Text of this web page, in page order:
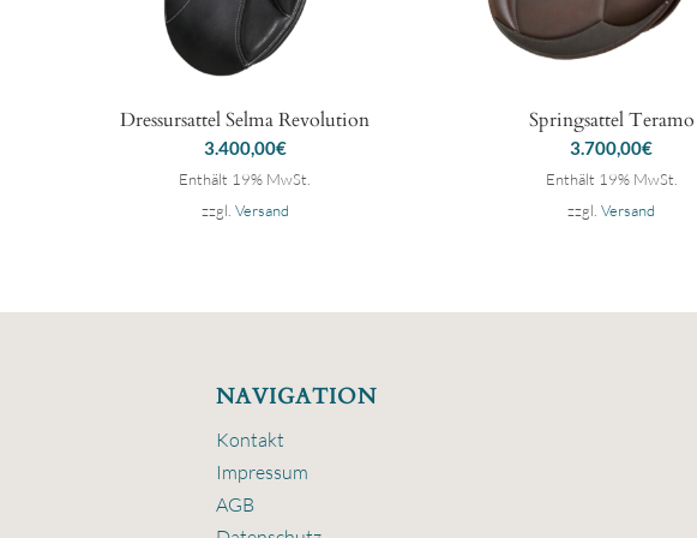
Dressursattel Selma Revolution
3.400,00€
Enthält 19% MwSt.
zzgl. Versand
Springsattel Teramo
3.700,00€
Enthält 19% MwSt.
zzgl.Versand
NAVIGATION
Kontakt
Impressum
AGB